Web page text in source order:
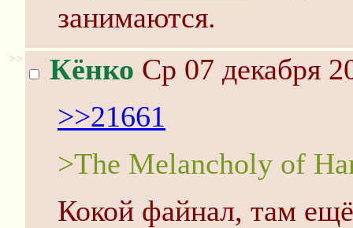
занимаются.
>> Кёнко Ср 07 декабря
>>21661
>The Melancholy of
Кокой файнал, там